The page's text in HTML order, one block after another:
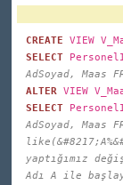
CREATE VIEW
SELECT
AdSoyad, Maas
ALTER VIEW
SELECT
AdSoyad, Maas
yaptığımız
Adı A ile